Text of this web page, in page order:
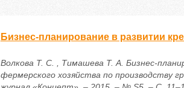
Бизнес-планирование в развитии
Волкова Т. С. , Тимашева Т. А. Бизнес-
фермерского хозяйства по производству